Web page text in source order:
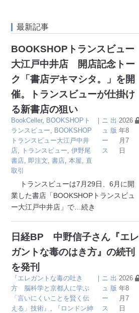
最新記事
BOOKSHOPトランスビュー
大江戸中井店 開店記念トー
ク「書店デキマシタ。」を開
催。トランスビューが仕掛け
る新書店の狙い
BookCeller, BOOKSHOPト
ランスビュー, BOOKSHOP
トランスビュー大江戸中井
店, トランスビュー,伊野尾
書店, 即注文,書店,本屋, 直
取引
｜ ニ
ュ
ー
ス
出
版
2026
年8
月7
日
トランスビューは7月29日、6月に開
業した書店「BOOKSHOPトランスビュ
ー大江戸中井店」で …続き
日経BP 中野信子さん『エレ
ガントな毒のはき方』の続刊
を発刊
『エレガントな毒の吐き
方 脳科学と京都人に学ぶ
「言いにくいことを賢く伝
える」技術』 ,
『ロンドン紳
｜ ニ
ュ
ー
ス
出
版
2026
年8
月7
日